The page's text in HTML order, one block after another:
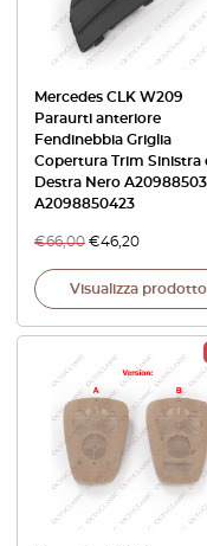
Mercedes CLK W209
Paraurti anteriore
Fendinebbia Griglia
Copertura Trim Sinistra
Destra Nero
A2098850423
€66,00 €46,20
Visualizza prodotto